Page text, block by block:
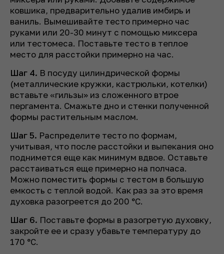
ковшика, предварительно удалив имбирь и
ваниль. Вымешивайте тесто примерно час
руками или 20-30 минут с помощью миксера
или тестомеса. Поставьте тесто в теплое
место для расстойки примерно на час.
Шаг 4. В посуду цилиндрической формы
(металлические кружки, кастрюльки, котелки)
вставьте «гильзы» из сложенного втрое
пергамента. Смажьте дно и стенки полученной
формы растительным маслом.
Шаг 5. Распределите тесто по формам,
учитывая, что после расстойки и выпекания оно
поднимется еще как минимум вдвое. Оставьте
расстаиваться еще примерно на полчаса.
Можно поместить формы с тестом в большую
емкость с теплой водой. Как раз за это время
духовка разогреется до 200 °С.
Шаг 6. Поставьте формы в разогретую духовку,
закройте ее и сразу убавьте температуру до
170 °C.